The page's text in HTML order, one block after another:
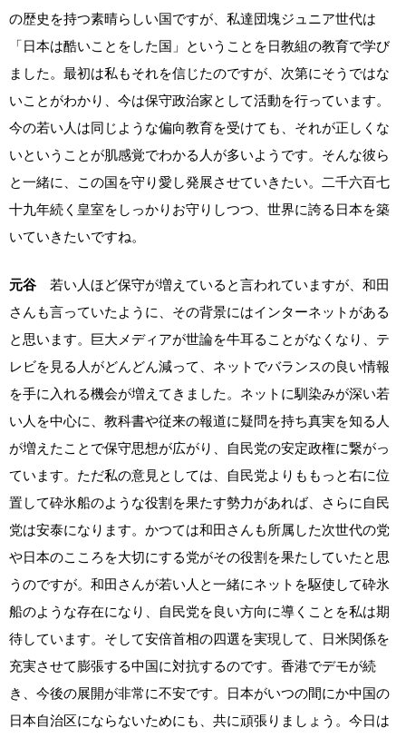
の歴史を持つ素晴らしい国ですが、私達団塊ジュニア世代は
「日本は酷いことをした国」ということを日教組の教育で学び
ました。最初は私もそれを信じたのですが、次第にそうではな
いことがわかり、今は保守政治家として活動を行っています。
今の若い人は同じような偏向教育を受けても、それが正しくな
いということが肌感覚でわかる人が多いようです。そんな彼ら
と一緒に、この国を守り愛し発展させていきたい。二千六百七
十九年続く皇室をしっかりお守りしつつ、世界に誇る日本を築
いていきたいですね。
元谷 若い人ほど保守が増えていると言われていますが、和田
さんも言っていたように、その背景にはインターネットがある
と思います。巨大メディアが世論を牛耳ることがなくなり、テ
レビを見る人がどんどん減って、ネットでバランスの良い情報
を手に入れる機会が増えてきました。ネットに馴染みが深い若
い人を中心に、教科書や従来の報道に疑問を持ち真実を知る人
が増えたことで保守思想が広がり、自民党の安定政権に繋がっ
ています。ただ私の意見としては、自民党よりももっと右に位
置して砕氷船のような役割を果たす勢力があれば、さらに自民
党は安泰になります。かつては和田さんも所属した次世代の党
や日本のこころを大切にする党がその役割を果たしていたと思
うのですが。和田さんが若い人と一緒にネットを駆使して砕氷
船のような存在になり、自民党を良い方向に導くことを私は期
待しています。そして安倍首相の四選を実現して、日米関係を
充実させて膨張する中国に対抗するのです。香港でデモが続
き、今後の展開が非常に不安です。日本がいつの間にか中国の
日本自治区にならないためにも、共に頑張りましょう。今日は